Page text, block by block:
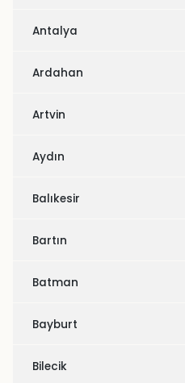
Antalya
Ardahan
Artvin
Aydın
Balıkesir
Bartın
Batman
Bayburt
Bilecik